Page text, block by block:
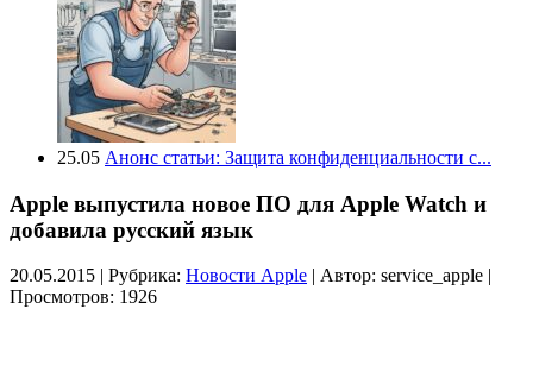
25.05 Анонс статьи: Защита конфиденциальности с...
Apple выпустила новое ПО для Apple Watch и
добавила русский язык
20.05.2015 | Рубрика: Новости Apple | Автор: service_apple |
Просмотров: 1926